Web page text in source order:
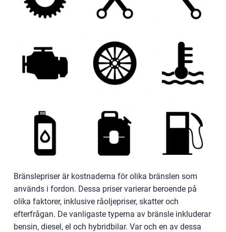
Bränslepriser är kostnaderna för olika bränslen som
används i fordon. Dessa priser varierar beroende på
olika faktorer, inklusive råoljepriser, skatter och
efterfrågan. De vanligaste typerna av bränsle inkluderar
bensin, diesel, el och hybridbilar. Var och en av dessa